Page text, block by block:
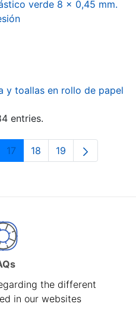
verde 8 x 0,45 mm.
y toallas en rollo de papel
entries.
Pages Use TAB to
Page
17 Page
18 Page
19
the different
in our websites